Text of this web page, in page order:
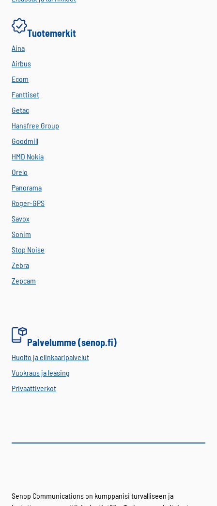
Tuotemerkit
Aina
Airbus
Ecom
Fanttiset
Getac
Hansfree Group
Goodmill
HMD Nokia
Orelo
Panorama
Roger-GPS
Savox
Sonim
Stop Noise
Zebra
Zepcam
Palvelumme (senop.fi)
Huolto ja elinkaaripalvelut
Vuokraus ja leasing
Privaattiverkot
Senop Communications on kumppanisi turvalliseen ja